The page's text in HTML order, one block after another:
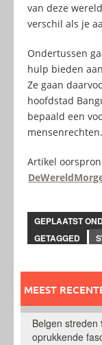
van deze
verschil als je
Ondertussen
hulp bieden
Ze gaan
hoofdstad
bepaald een
mensenrechten.
Artikel
GEPLAATST
GETAGGED
MEEST
Belgen
oprukkende